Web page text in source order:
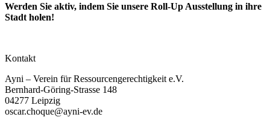
Werden Sie aktiv, indem Sie unsere Roll-Up Ausstellung in ihre
Stadt holen!
Kontakt
Ayni – Verein für Ressourcengerechtigkeit e.V.
Bernhard-Göring-Strasse 148
04277 Leipzig
oscar.choque@ayni-ev.de